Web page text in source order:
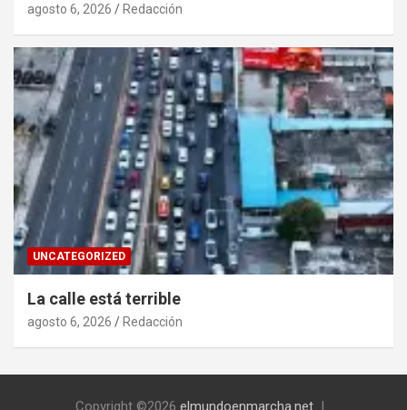
agosto 6, 2026 Redacción
UNCATEGORIZED
La calle está terrible
agosto 6, 2026 Redacción